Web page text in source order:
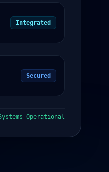
Integrated
Secured
Operational